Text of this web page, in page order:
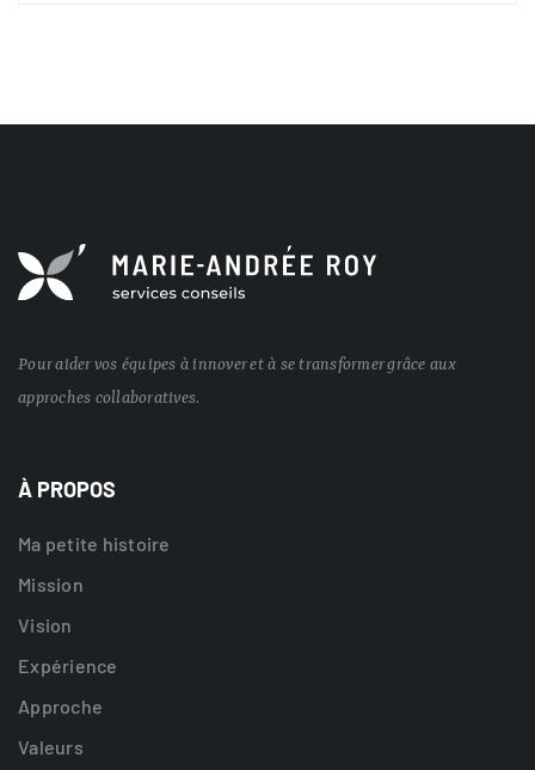
Pour aider vos équipes à innover et à se transformer grâce aux
approches collaboratives.
À PROPOS
Ma petite histoire
Mission
Vision
Expérience
Approche
Valeurs